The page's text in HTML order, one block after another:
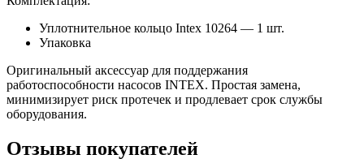
Уплотнительное кольцо Intex 10264 — 1 шт.
Упаковка
Оригинальный аксессуар для поддержания
работоспособности насосов INTEX. Простая замена,
минимизирует риск протечек и продлевает срок службы
оборудования.
Отзывы покупателей